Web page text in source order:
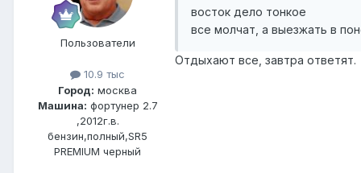
Пользователи
10.9 тыс
Город: москва
Машина: фортунер 2.7
,2012г.в.
бензин,полный,SR5
PREMIUM черный
восток дело тонкое
все молчат, а выезжать в
Отдыхают все, завтра ответят.